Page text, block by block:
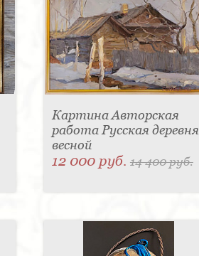
Картина Авторская
работа Русская деревня
весной
12 000 руб. 14 400 руб.